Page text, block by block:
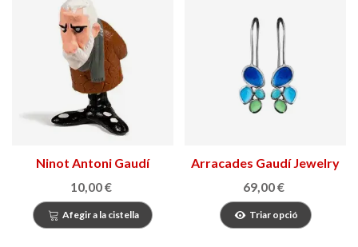
Ninot Antoni Gaudí
10,00 €
Afegir a la cistella
Arracades Gaudí Jewelry
Fruits
69,00 €
Triar opció